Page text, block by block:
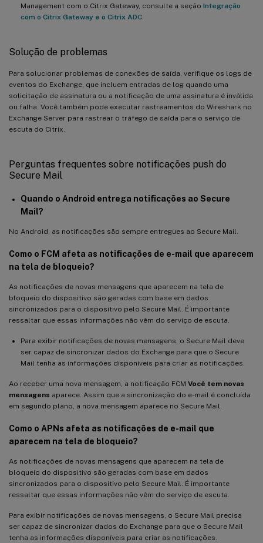
Management com o Citrix Gateway, consulte a seção Integração
com o Citrix Gateway e o Citrix ADC.
Solução de problemas
Para solucionar problemas de conexões de saída, verifique os logs de
eventos do Exchange, que incluem entradas de log quando uma
solicitação de assinatura ou a notificação de uma assinatura é inválida
ou falha. Você também pode executar rastreamentos do Wireshark no
Exchange Server para rastrear o tráfego de saída para o serviço de
escuta do Citrix.
Perguntas frequentes sobre notificações push do
Secure Mail
Quando o Android entrega notificações ao Secure
Mail?
No Android, as notificações são sempre entregues ao Secure Mail.
Como o FCM afeta as notificações de e-mail que aparecem
na tela de bloqueio?
As notificações de novas mensagens que aparecem na tela de
bloqueio do dispositivo são geradas com base em dados
sincronizados para o dispositivo pelo Secure Mail. É importante
ressaltar que essas informações não vêm do serviço de escuta.
Para exibir notificações de novas mensagens, o Secure Mail deve
ser capaz de sincronizar dados do Exchange para que o Secure
Mail tenha as informações disponíveis para criar as notificações.
Ao receber uma nova mensagem, a notificação FCM Você tem novas
mensagens aparece. Assim que a sincronização do e-mail é concluída
em segundo plano, a nova mensagem aparece no Secure Mail.
Como o APNs afeta as notificações de e-mail que
aparecem na tela de bloqueio?
As notificações de novas mensagens que aparecem na tela de
bloqueio do dispositivo são geradas com base em dados
sincronizados para o dispositivo pelo Secure Mail. É importante
ressaltar que essas informações não vêm do serviço de escuta.
Para exibir notificações de novas mensagens, o Secure Mail precisa
ser capaz de sincronizar dados do Exchange para que o Secure Mail
tenha as informações disponíveis para criar as notificações.